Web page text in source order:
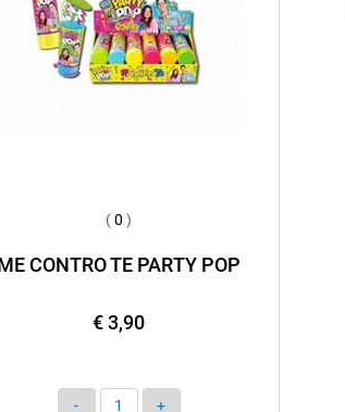
(0 )
CONTRO TE PARTY POP
€ 3,90
Quantità